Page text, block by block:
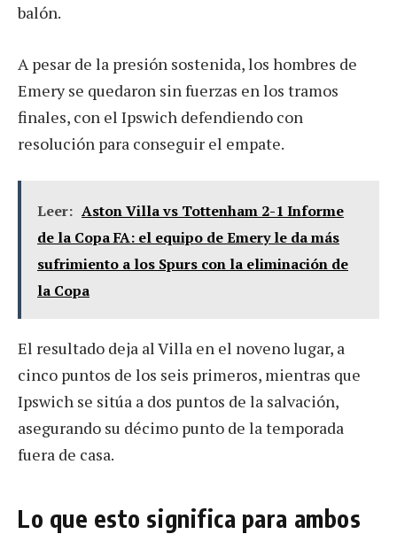
balón.
A pesar de la presión sostenida, los hombres de
Emery se quedaron sin fuerzas en los tramos
finales, con el Ipswich defendiendo con
resolución para conseguir el empate.
Leer: Aston Villa vs Tottenham 2-1 Informe
de la Copa FA: el equipo de Emery le da más
sufrimiento a los Spurs con la eliminación de
la Copa
El resultado deja al Villa en el noveno lugar, a
cinco puntos de los seis primeros, mientras que
Ipswich se sitúa a dos puntos de la salvación,
asegurando su décimo punto de la temporada
fuera de casa.
Lo que esto significa para ambos